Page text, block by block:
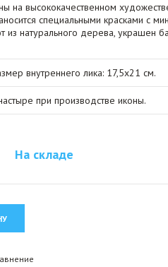
на высококачественном
специальными красками с
из натурального дерева, украшен
внутреннего лика: 17,5х21 см.
при производстве иконы.
На складе